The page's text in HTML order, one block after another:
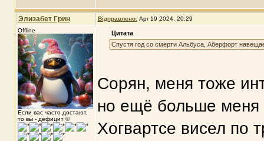
Элизабет Грин Відправлено: Apr 19 2024, 20:29
Offline
Если вас часто достают,
то вы - дефицит ©
Цитата
Спустя год со смерти Альбуса, Аберфорт
Сорян, меня тоже
но ещё больше меня
Хогвартсе висел по